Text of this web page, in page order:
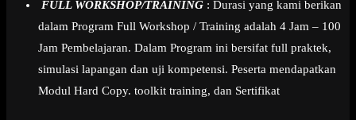
FULL WORKSHOP/TRAINING : Durasi yang kami berikan
dalam Program Full Workshop / Training adalah 4 Jam – 100
Jam Pembelajaran. Dalam Program ini bersifat full praktek,
simulasi lapangan dan uji kompetensi. Peserta mendapatkan
Modul Hard Copy. toolkit training, dan Sertifikat